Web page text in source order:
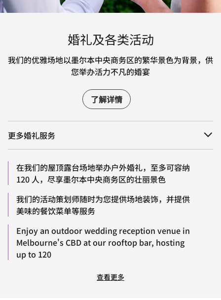
婚礼及各类活动
我们的优雅场地以墨尔本中央商务区的繁华景色为背景，供
您举办活力不凡的婚宴
了解详情
更多婚礼服务
在我们的屋顶露台场地举办户外婚礼，至多可容纳
120 人，尽享墨尔本中央商务区的壮丽景色
我们的活动策划师随时为您提供场地装饰，并提供
美味的餐饮菜单等服务
Enjoy an outdoor wedding reception venue in
Melbourne's CBD at our rooftop bar, hosting
up to 120
查看更多